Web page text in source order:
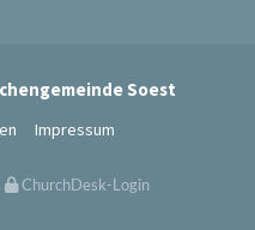
Soest
Impressum
ChurchDesk-Login